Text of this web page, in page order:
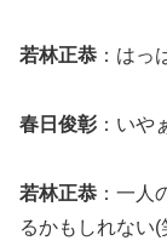
若林正恭 ：はっ
春日俊彰 ：いや
若林正恭 ：一人
るかもしれない(